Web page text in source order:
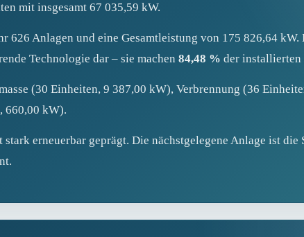
mit insgesamt 67 035,59 kW.
626 Anlagen und eine Gesamtleistung von 175 826,64 kW.
Technologie dar – sie machen 84,48 % der installierten
(30 Einheiten, 9 387,00 kW), Verbrennung (36
660,00 kW).
erneuerbar geprägt. Die nächstgelegene Anlage ist die